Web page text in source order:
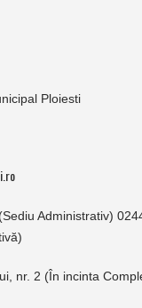
Ploiesti
Administrativ)
nr. 2 (În incinta